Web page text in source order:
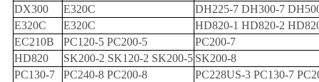
DX300
E320C
DH225-7 DH300-7
E320C
E320C
HD820-1 HD820-2
EC210B
PC120-5 PC200-5
PC200-7
HD820
SK200-2 SK120-2 SK200-5 SK200-8
PC130-7
PC240-8 PC200-8
PC228US-3 PC130-7